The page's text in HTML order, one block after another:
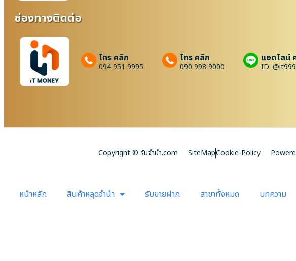
ช่องทางติดต่อ
โทร คลิก
094 951 9995
โทร คลิก
090 998 9000
แอดไลน์
ID:
Copyright © รับจํานํา.com SiteMapCookie-Policy
หน้าหลัก สินค้าหลุดจำนำ รับขายฝาก สาขาทั้งหมด บทความ